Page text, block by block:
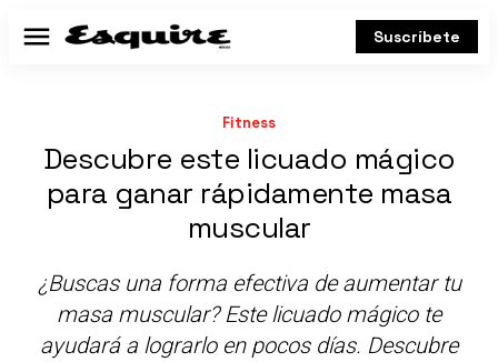
Menú Suscríbete
Fitness
Descubre este licuado mágico
para ganar rápidamente masa
muscular
¿Buscas una forma efectiva de aumentar tu
masa muscular? Este licuado mágico te
ayudará a lograrlo en pocos días. Descubre